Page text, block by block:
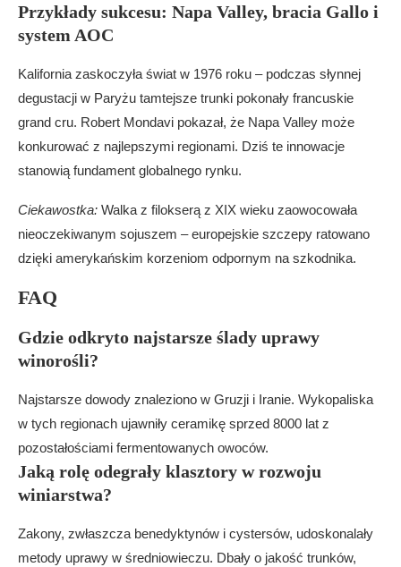
Przykłady sukcesu: Napa Valley, bracia Gallo i
system AOC
Kalifornia zaskoczyła świat w 1976 roku – podczas słynnej
degustacji w Paryżu tamtejsze trunki pokonały francuskie
grand cru. Robert Mondavi pokazał, że Napa Valley może
konkurować z najlepszymi regionami. Dziś te innowacje
stanowią fundament globalnego rynku.
Ciekawostka: Walka z filokserą z XIX wieku zaowocowała
nieoczekiwanym sojuszem – europejskie szczepy ratowano
dzięki amerykańskim korzeniom odpornym na szkodnika.
FAQ
Gdzie odkryto najstarsze ślady uprawy
winorośli?
Najstarsze dowody znaleziono w Gruzji i Iranie. Wykopaliska
w tych regionach ujawniły ceramikę sprzed 8000 lat z
pozostałościami fermentowanych owoców.
Jaką rolę odegrały klasztory w rozwoju
winiarstwa?
Zakony, zwłaszcza benedyktynów i cystersów, udoskonalały
metody uprawy w średniowieczu. Dbały o jakość trunków,